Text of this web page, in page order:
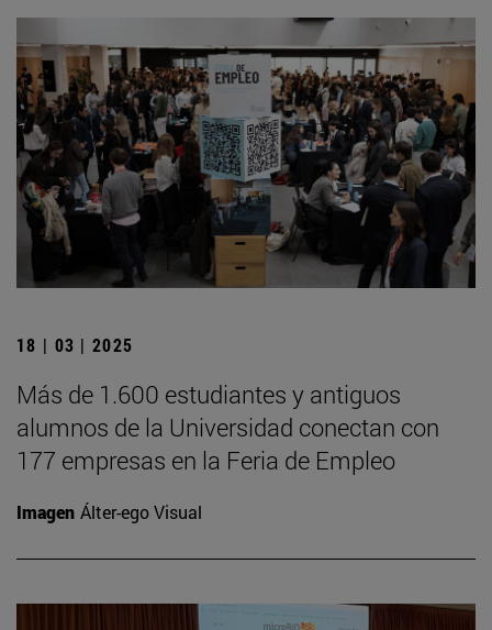
18 | 03 | 2025
Más de 1.600 estudiantes y antiguos
alumnos de la Universidad conectan con
177 empresas en la Feria de Empleo
Imagen Álter-ego Visual